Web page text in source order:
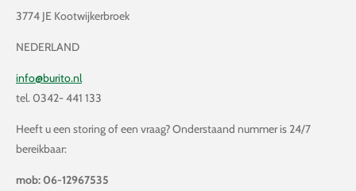
3774 JE Kootwijkerbroek
NEDERLAND
info@burito.nl
tel. 0342- 441 133
Heeft u een storing of een vraag? Onderstaand nummer is 24/7
bereikbaar:
mob: 06-12967535